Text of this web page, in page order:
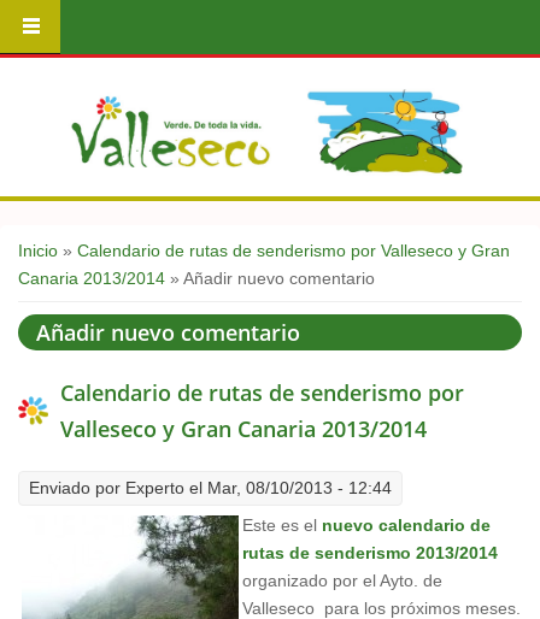
Usted está aquí
Inicio » Calendario de rutas de senderismo por Valleseco y Gran
Canaria 2013/2014 » Añadir nuevo comentario
Añadir nuevo comentario
Calendario de rutas de senderismo por
Valleseco y Gran Canaria 2013/2014
Enviado por Experto el Mar, 08/10/2013 - 12:44
Este es el nuevo calendario de
rutas de senderismo 2013/2014
organizado por el Ayto. de
Valleseco para los próximos meses.